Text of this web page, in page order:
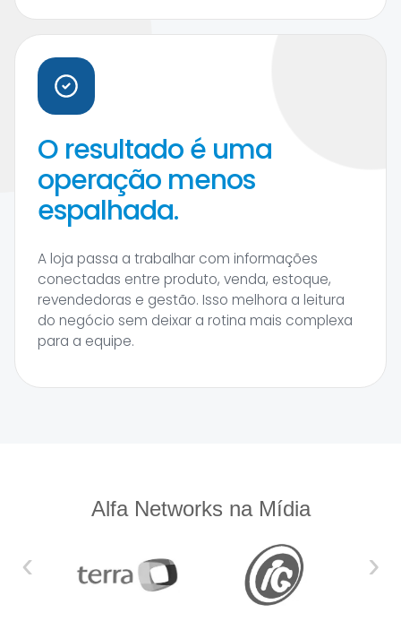
O resultado é uma
operação menos
espalhada.
A loja passa a trabalhar com informações
conectadas entre produto, venda, estoque,
revendedoras e gestão. Isso melhora a leitura
do negócio sem deixar a rotina mais complexa
para a equipe.
Alfa Networks na Mídia
‹ ›